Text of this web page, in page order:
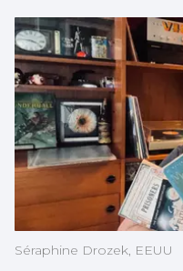
Séraphine Drozek, EEUU